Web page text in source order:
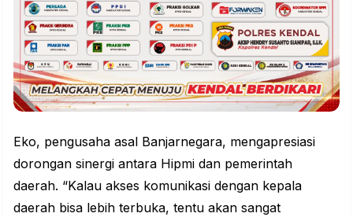
Eko, pengusaha asal Banjarnegara, mengapresiasi
dorongan sinergi antara Hipmi dan pemerintah
daerah. “Kalau akses komunikasi dengan kepala
daerah bisa lebih terbuka, tentu akan sangat